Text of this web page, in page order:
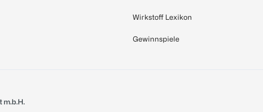
Wirkstoff Lexikon
Gewinnspiele